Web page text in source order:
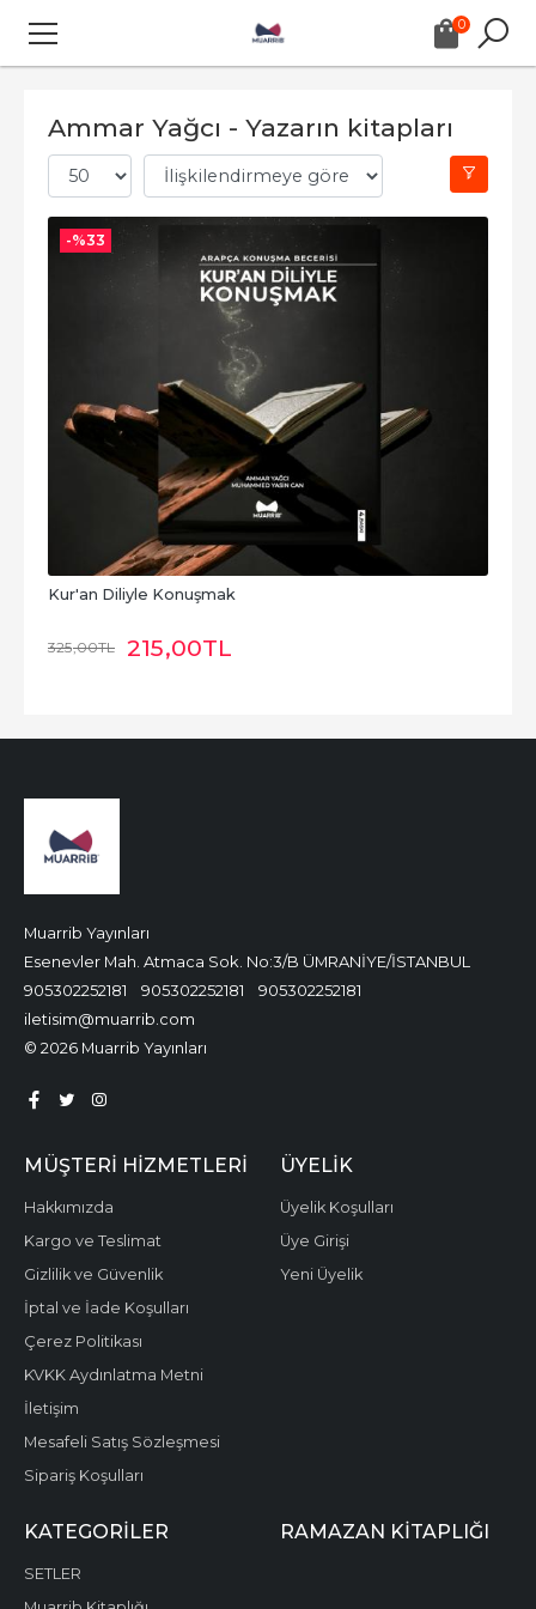
0
Ammar Yağcı - Yazarın kitapları
-%33
Kur'an Diliyle Konuşmak
325,00TL 215,00TL
Muarrib Yayınları
Esenevler Mah. Atmaca Sok. No:3/B ÜMRANİYE/İSTANBUL
905302252181
905302252181
905302252181
iletisim@muarrib.com
© 2026 Muarrib Yayınları
MÜŞTERI HIZMETLERI
Hakkımızda
Kargo ve Teslimat
Gizlilik ve Güvenlik
İptal ve İade Koşulları
Çerez Politikası
KVKK Aydınlatma Metni
İletişim
Mesafeli Satış Sözleşmesi
Sipariş Koşulları
ÜYELIK
Üyelik Koşulları
Üye Girişi
Yeni Üyelik
KATEGORILER
SETLER
RAMAZAN KITAPLIĞI